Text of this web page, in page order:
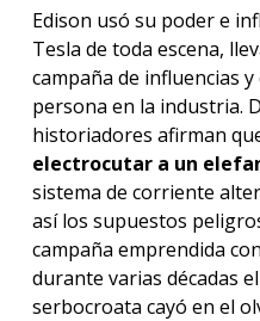
Edison usó su poder e
Tesla de toda escena,
campaña de influencias
persona en la industria.
historiadores afirman
electrocutar a un
sistema de corriente
así los supuestos
campaña emprendida
durante varias décadas
serbocroata cayó en el